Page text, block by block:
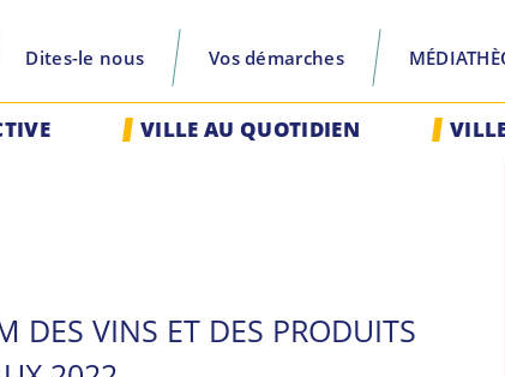
Dites-le nous Vos démarches
recherche
VILLE AU QUOTIDIEN
DES VINS ET DES PRODUITS